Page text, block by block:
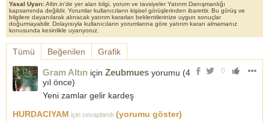
Yasal Uyarı:Altin.in'de yer alan bilgi, yorum ve tavsiyeler Yatırım Danışmanlığı
kapsamında değildir. Yorumlar kullanıcıların kişisel görüşlerinden ibarettir. Bu görüş ve
bilgilere dayanılarak alınacak yatırım kararları beklentilerinize uygun sonuçlar
doğurmayabilir. Dolayısıyla kullanıcıların yorumlarına göre yatırım kararı almamanız
konusunda kesinlikle uyarıyoruz.
Tümü Beğenilen Grafik
0
Gram Altın için Zeubmues yorumu (4
yıl önce)
Yeni zamlar gelir kardeş
HURDACIYAM için cevaplandı (yorumu göster)